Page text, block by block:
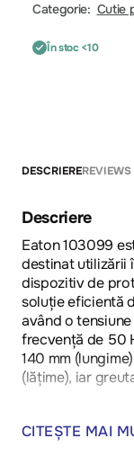
Categorie: Cutie
În stoc <10
DESCRIEREREVIEWS
Descriere
Eaton 103099
destinat utilizării
dispozitiv de
soluție eficientă
având o
frecvență de 50
140 mm
(lățime), iar
IP30, fiind
CITEȘTE MAI